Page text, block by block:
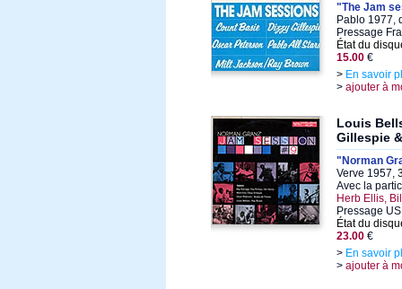
"The Jam
Pablo 1977,
Pressage
État du
15.00 €
> En savoir
> ajouter à
Louis
Gillespie
"Norman
Verve 1957,
Avec la
Herb Ellis,
Pressage
État du
23.00 €
> En savoir
> ajouter à